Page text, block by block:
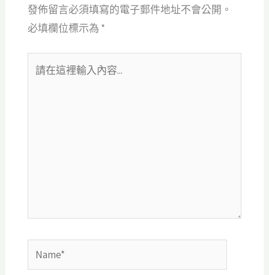
發佈留言必須填寫的電子郵件地址不會公開。
必填欄位標示為 *
Name*